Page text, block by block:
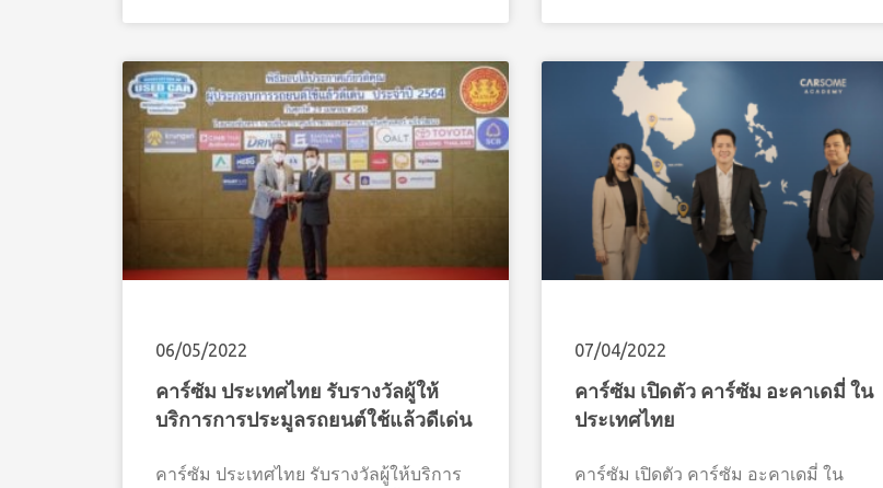
คุณแล้ว! เราพร้อมเปลี่ยนประสบการณ์การ
มาตรฐานระดับสากล
ประสบการณ์การขายรถที่ยุ่งยากให้กลาย
06/05/2022
คาร์ซัม ประเทศไทย รับรางวัลผู้ให้
บริการการประมูลรถยนต์ใช้แล้วดีเด่น
คาร์ซัม ประเทศไทย รับรางวัลผู้ให้บริการ
07/04/2022
คาร์ซัม เปิดตัว คาร์ซัม อะคาเดมี่ ใน
ประเทศไทย
คาร์ซัม เปิดตัว คาร์ซัม อะคาเดมี่ ใน